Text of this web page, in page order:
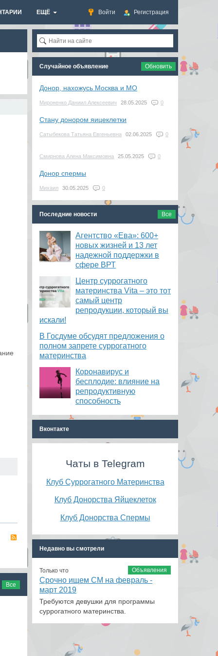
Войти Регистрация
ЕЩЁ
Все
Случайное объявление Обновить
Донор, нахожусь Москва и МО
Мироненко Даниил Алексеевич 28.05.2025 0
Стану донором яицеклетки
Сатыбекова Татьяна Евгеньевна 02.06.2025 0
Смирнова Алена Максимовна 25.05.2025 0
Донор спермы
Михаил 30.05.2025 0
Последние новости Все
Агентство «Ева»: 600+
новых жизней и 13 лет
надежной поддержки в
сфере ВРТ
​Центр суррогатного
материнства Vita – это тот
самый центр
репродукции, который вы
искали!
В Госдуме обсудят предложения о
полном запрете суррогатного
материнства
Коронавирус и
бесплодие: влияние на
репродуктивную
способность
Вконтакте
Чаты в Telegram
Клуб Суррогатного Материнства
Клуб Донорства Яйцеклеток
Клуб Донорства Спермы
Недавно вы смотрели
Объявления
Только что
Срочно ищем СМ на февраль -
март 2019
Требуются девушки для программы
суррогатного материнства.